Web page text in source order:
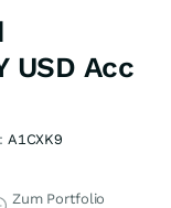
USD Acc
A1CXK9
Zum Portfolio